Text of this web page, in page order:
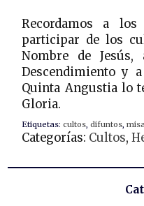
Recordamos a
participar de los
Nombre de
Descendimiento y
Quinta Angustia lo
Gloria.
Etiquetas:cultos ,difuntos ,misa
Categorías: Cultos,